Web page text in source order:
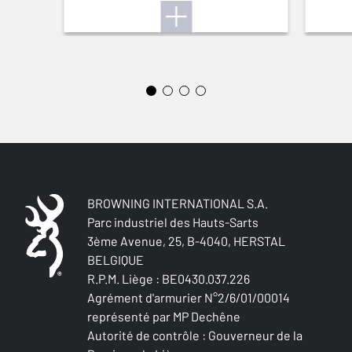
CROSSE (D/G)
TYPE DE CROSSE
Pistol stock
FINITION CROSSE ET GARDE-MAIN
Carbon fiber look
LONGUEUR DE CROSSE
BROWNING INTERNATIONAL S.A.
Parc industriel des Hauts-Sarts
3ème Avenue, 25, B-4040, HERSTAL
BELGIQUE
R.P.M. Liège : BE0430.037.226
Agrément d'armurier N°2/6/01/00014
représenté par MP Dechêne
Autorité de contrôle : Gouverneur de la